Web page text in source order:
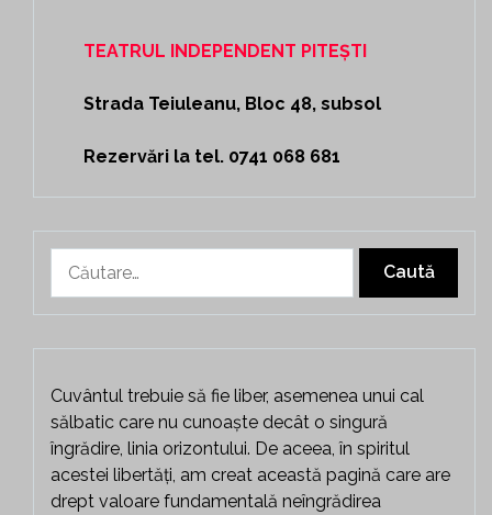
TEATRUL INDEPENDENT PITEȘTI
Strada Teiuleanu, Bloc 48, subsol
Rezervări la tel. 0741 068 681
după:
Cuvântul trebuie să fie liber, asemenea unui cal
sălbatic care nu cunoaște decât o singură
îngrădire, linia orizontului. De aceea, în spiritul
acestei libertăți, am creat această pagină care are
drept valoare fundamentală neîngrădirea